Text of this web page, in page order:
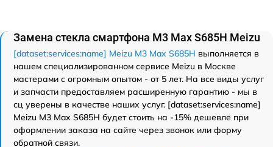
Замена стекла смартфона M3 Max S685H Meizu
[dataset:services:name] Meizu M3 Max S685H выполняется в
нашем специализированном сервисе Meizu в Москве
мастерами с огромным опытом - от 5 лет. На все виды услуг
и запчасти предоставляем расширенную гарантию - мы в
сц уверены в качестве наших услуг. [dataset:services:name]
Meizu M3 Max S685H будет стоить на -15% дешевле при
оформлении заказа на сайте через звонок или форму
обратной связи.